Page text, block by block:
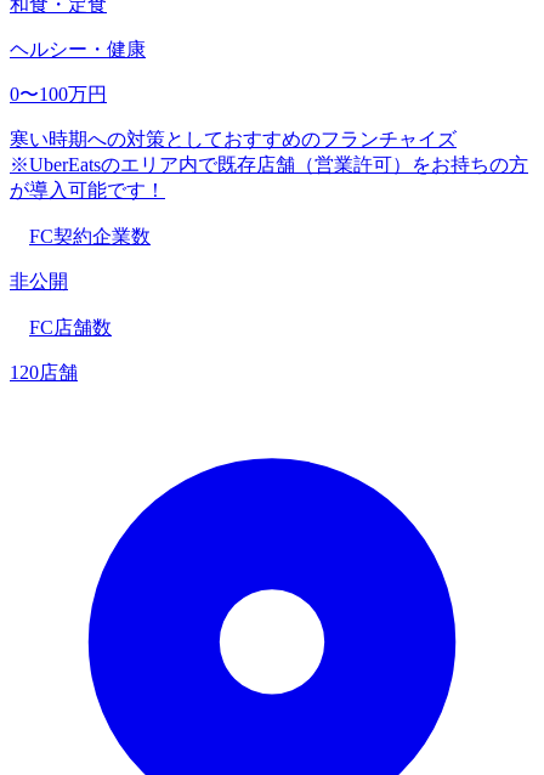
ヘルシー・健康
0〜100万円
寒い時期への対策としておすすめのフランチャイズ
※UberEatsのエリア内で既存店舗（営業許可）をお持ちの方
が導入可能です！
FC契約企業数
非公開
FC店舗数
120店舗